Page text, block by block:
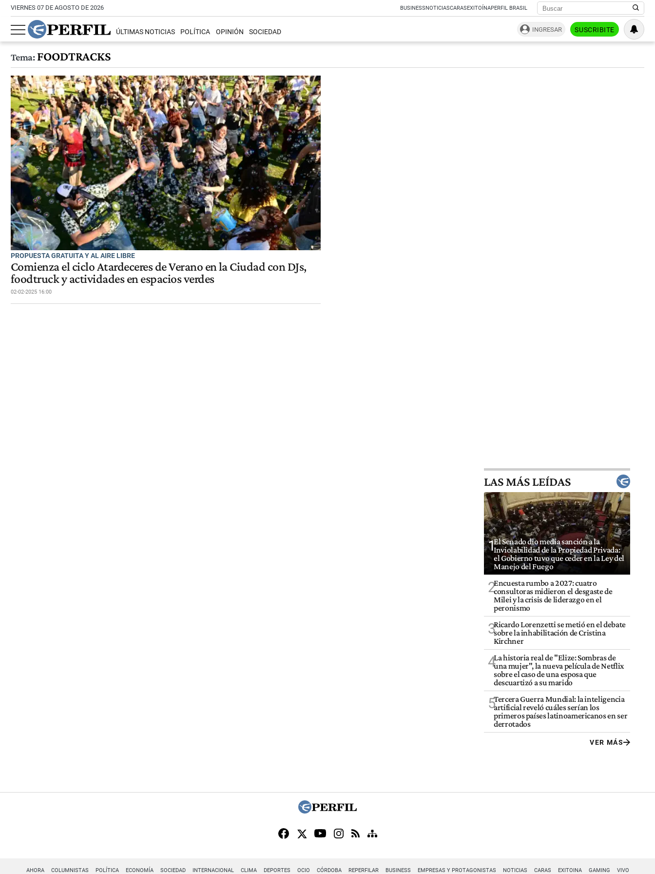
VIERNES 07 DE AGOSTO DE 2026 BUSINESSNOTICIASCARASEXITOÍNAPERFIL BRASIL
ÚLTIMAS NOTICIAS POLÍTICA OPINIÓN SOCIEDAD INGRESAR SUSCRIBITE
Tema:FOODTRACKS
PROPUESTA GRATUITA Y AL AIRE LIBRE
Comienza el ciclo Atardeceres de Verano en la Ciudad con DJs,
foodtruck y actividades en espacios verdes
02-02-2025 16:00
LAS MÁS LEÍDAS
1El Senado dio media sanción a la
Inviolabilidad de la Propiedad Privada:
el Gobierno tuvo que ceder en la Ley del
Manejo del Fuego
2Encuesta rumbo a 2027: cuatro
consultoras midieron el desgaste de
Milei y la crisis de liderazgo en el
peronismo
3Ricardo Lorenzetti se metió en el debate
sobre la inhabilitación de Cristina
Kirchner
4La historia real de "Elize: Sombras de
una mujer", la nueva película de Netflix
sobre el caso de una esposa que
descuartizó a su marido
5Tercera Guerra Mundial: la inteligencia
artificial reveló cuáles serían los
primeros países latinoamericanos en ser
derrotados
VER MÁS
AHORA COLUMNISTAS POLÍTICA ECONOMÍA SOCIEDAD INTERNACIONAL CLIMA DEPORTES OCIO CÓRDOBA REPERFILAR BUSINESS EMPRESAS Y PROTAGONISTAS NOTICIAS CARAS EXITOINA GAMING VIVO